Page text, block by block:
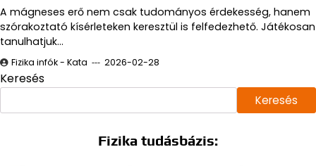
A mágneses erő nem csak tudományos érdekesség, hanem
szórakoztató kísérleteken keresztül is felfedezhető. Játékosan
tanulhatjuk…
Fizika infók - Kata 2026-02-28
Keresés
Keresés
Fizika tudásbázis: